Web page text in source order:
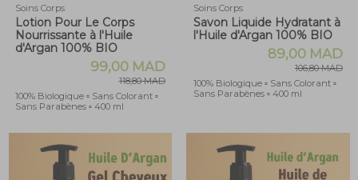
Soins Corps
Lotion Pour Le Corps
Nourrissante à l'Huile
d'Argan 100% BIO
99,00 MAD
118,80 MAD
100% Biologique ▫ Sans Colorant ▫
Sans Parabènes ▫ 400 ml
Soins Corps
Savon Liquide Hydratant à
l'Huile d'Argan 100% BIO
89,00 MAD
106,80 MAD
100% Biologique ▫ Sans Colorant ▫
Sans Parabènes ▫ 400 ml